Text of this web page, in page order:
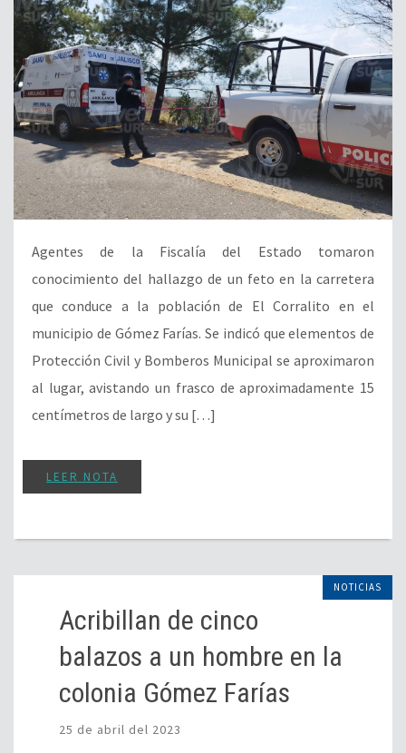
Agentes de la Fiscalía del Estado tomaron
conocimiento del hallazgo de un feto en la carretera
que conduce a la población de El Corralito en el
municipio de Gómez Farías. Se indicó que elementos de
Protección Civil y Bomberos Municipal se aproximaron
al lugar, avistando un frasco de aproximadamente 15
centímetros de largo y su […]
LEER NOTA
NOTICIAS
Acribillan de cinco
balazos a un hombre en la
colonia Gómez Farías
25 de abril del 2023